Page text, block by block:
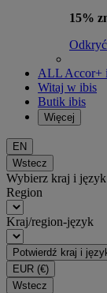
15%
Odkryć
ALL Accor+
Witaj w ibis
Butik ibis
Więcej
EN
Wstecz
Wybierz kraj i
Region
Kraj/region-język
Potwierdź kraj i
EUR (€)
Wstecz